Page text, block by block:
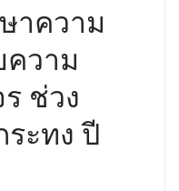
าความ
วาม
ช่วง
ะทง ปี